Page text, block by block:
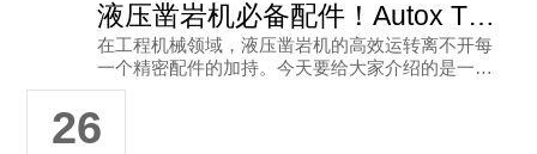
液压凿岩机必备配件！Autox TOYO-656-L皮碗，耐用性与性能双在线
在工程机械领域，液压凿岩机的高效运转离不开每
一个精密配件的加持。今天要给大家介绍的是一款
来自韩国制造的液压凿岩机核心配件——Autox TO
YO-656-L低压
26